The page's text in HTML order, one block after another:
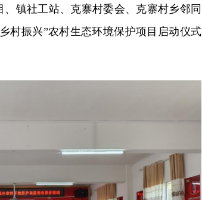
镇社工站、克寨村委会、克寨村乡邻同
村振兴”农村生态环境保护项目启动仪式